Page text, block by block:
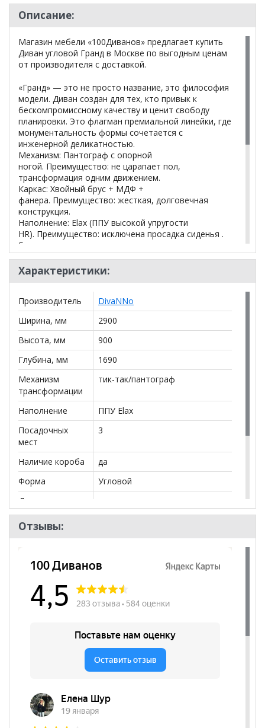
Описание:
Магазин мебели «100Диванов» предлагает купить
Диван угловой Гранд в Москве по выгодным ценам
от производителя с доставкой.
«Гранд» — это не просто название, это философия
модели. Диван создан для тех, кто привык к
бескомпромиссному качеству и ценит свободу
планировки. Это флагман премиальной линейки, где
монументальность формы сочетается с
инженерной деликатностью.
Механизм: Пантограф с опорной
ногой. Преимущество: не царапает пол,
трансформация одним движением.
Каркас: Хвойный брус + МДФ +
фанера. Преимущество: жесткая, долговечная
конструкция.
Наполнение: Elax (ППУ высокой упругости
HR). Преимущество: исключена просадка сиденья .
Гранд» — это не статичная позиция на складе, а
конструктор для индивидуального заказа вашего
клиента.
Гибкость габаритов: Возможность изменить ШГВ
(база 2900*1690*900 мм) позволяет в вписать
диван в сложные планировки.
*Дополнительную информацию о том, как купить
Диван угловой Грандуточняйте у нашего
менеджера по телефону
**Цены на официальном сайте100диванов.com
действительны только для интернет-магазина
могут отличаться от цен в розничных магазинах-
салонах сети!
Характеристики:
Производитель
DivaNNo
Ширина, мм
2900
Высота, мм
900
Глубина, мм
1690
Механизм
трансформации
тик-так/пантограф
Наполнение
ППУ Elax
Посадочных
мест
3
Наличие короба
да
Форма
Угловой
Декоративные
подушки
Бренд
Комната
Гостиная
Отзывы: